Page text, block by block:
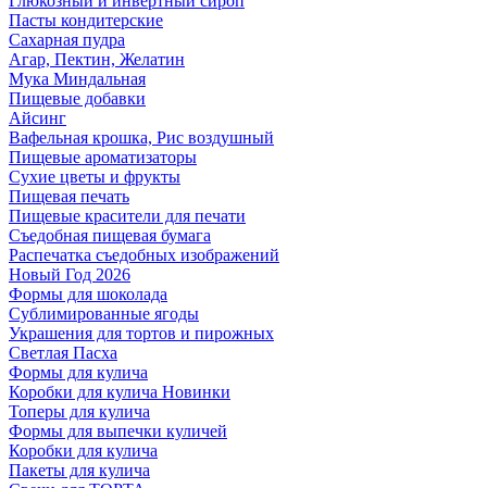
Пасты кондитерские
Сахарная пудра
Агар, Пектин, Желатин
Мука Миндальная
Пищевые добавки
Айсинг
Вафельная крошка, Рис воздушный
Пищевые ароматизаторы
Сухие цветы и фрукты
Пищевая печать
Пищевые красители для печати
Съедобная пищевая бумага
Распечатка съедобных изображений
Новый Год 2026
Формы для шоколада
Сублимированные ягоды
Украшения для тортов и пирожных
Светлая Пасха
Формы для кулича
Коробки для кулича Новинки
Топеры для кулича
Формы для выпечки куличей
Коробки для кулича
Пакеты для кулича